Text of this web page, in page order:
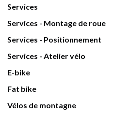
Services
Services - Montage de roue
Services - Positionnement
Services - Atelier vélo
E-bike
Fat bike
Vélos de montagne